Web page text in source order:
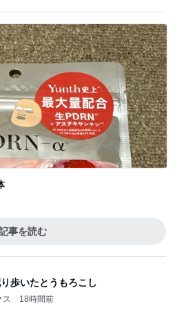
事を読む
歩いたとうもろこし
ス 18時間前